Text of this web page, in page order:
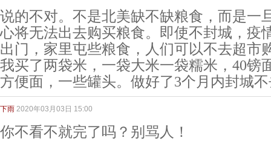
说的不对。不是北美缺不缺粮食，而是一
心将无法出去购买粮食。即使不封城，疫
出门，家里屯些粮食，人们可以不去超市
我买了两袋米，一袋大米一袋糯米，40镑
方便面，一些罐头。做好了3个月内封城
下雨 2020年03月03日 15:00
你不看不就完了吗？别骂人！